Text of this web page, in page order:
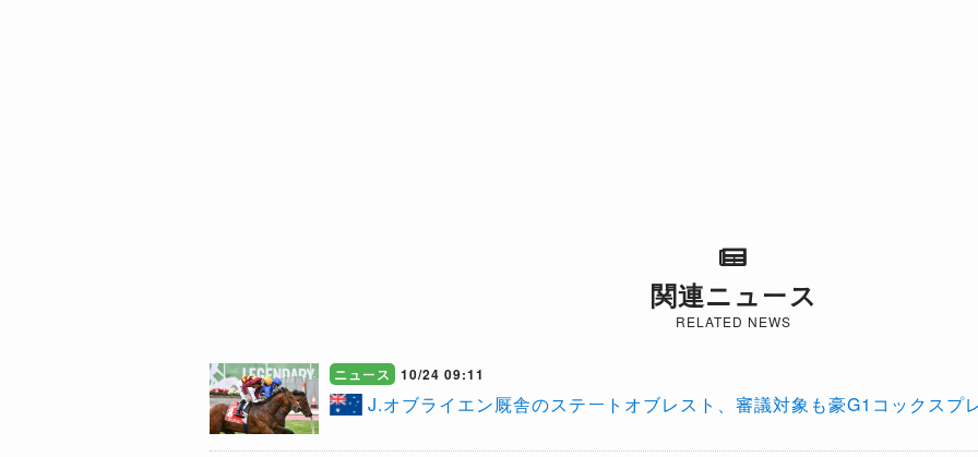
関連ニュース
RELATED NEWS
ニュース 10/24 09:11
J.オブライエン厩舎のステートオブレスト、審議対象も豪G1コックスプ